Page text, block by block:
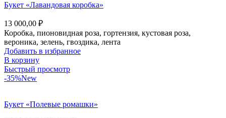
Букет «Лавандовая коробка»
13 000,00 ₽
Коробка, пионовидная роза, гортензия, кустовая роза,
вероника, зелень, гвоздика, лента
Добавить в избранное
В корзину
Быстрый просмотр
-35%New
Букет «Полевые ромашки»